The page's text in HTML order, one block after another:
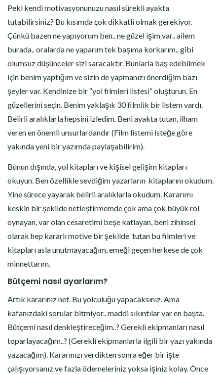
Peki kendi motivasyonunuzu nasıl sürekli ayakta
tutabilirsiniz? Bu kısımda çok dikkatli olmak gerekiyor.
Çünkü bazen ne yapıyorum ben.. ne güzel işim var.. ailem
burada.. oralarda ne yaparım tek başıma korkarım.. gibi
olumsuz düşünceler sizi saracaktır. Bunlarla baş edebilmek
için benim yaptığım ve sizin de yapmanızı önerdiğim bazı
şeyler var. Kendinize bir “yol filmleri listesi” oluşturun. En
güzellerini seçin. Benim yaklaşık 30 filmlik bir listem vardı.
Belirli aralıklarla hepsini izledim. Beni ayakta tutan, ilham
veren en önemli unsurlardandır (Film listemi isteğe göre
yakında yeni bir yazımda paylaşabilirim).
Bunun dışında, yol kitapları ve kişisel gelişim kitapları
okuyun. Ben özellikle sevdiğim yazarların kitaplarını okudum.
Yine sürece yayarak belirli aralıklarla okudum. Kararımı
keskin bir şekilde netleştirmemde çok ama çok büyük rol
oynayan, var olan cesaretimi beşe katlayan, beni zihinsel
olarak hep kararlı motive bir şekilde tutan bu filmleri ve
kitapları asla unutmayacağım, emeği geçen herkese de çok
minnettarım.
Bütçemi nasıl ayarlarım?
Artık kararınız net. Bu yolculuğu yapacaksınız. Ama
kafanızdaki sorular bitmiyor.. maddi sıkıntılar var en başta.
Bütçemi nasıl denkleştireceğim..? Gerekli ekipmanları nasıl
toparlayacağım..? (Gerekli ekipmanlarla ilgili bir yazı yakında
yazacağım). Kararınızı verdikten sonra eğer bir işte
çalışıyorsanız ve fazla ödemeleriniz yoksa işiniz kolay. Önce